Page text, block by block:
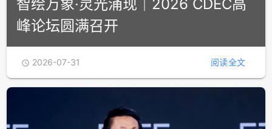
智绘万象·灵光涌现｜2026 CDEC高
峰论坛圆满召开